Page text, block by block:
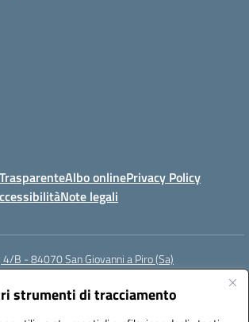
strumenti di tracciamento
Albo onlinePrivacy Policy
Note legali
4/B - 84070 San Giovanni a Piro (Sa)
(PEC):saic815005@pec.istruzione.it